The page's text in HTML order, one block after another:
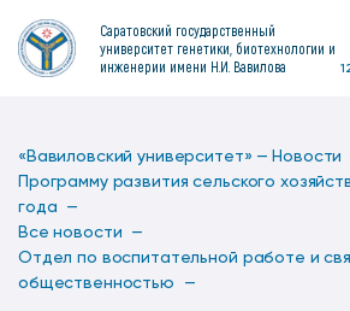
Саратовский государственный
университет генетики, биотехнологии и
инженерии имени Н.И. Вавилова
«Вавиловский университет» — Новости
Программу развития сельского
года —
Все новости —
Отдел по воспитательной работе и
общественностью —